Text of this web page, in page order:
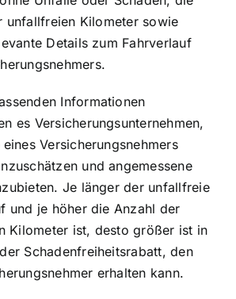
unfallfreien Kilometer sowie
Details zum Fahrverlauf
Informationen
es Versicherungsunternehmen,
Versicherungsnehmers
und angemessene
Je länger der unfallfreie
und je höher die Anzahl der
Kilometer ist, desto größer ist in
Schadenfreiheitsrabatt, den
erhalten kann.